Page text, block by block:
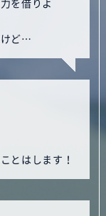
けど…
とはします！